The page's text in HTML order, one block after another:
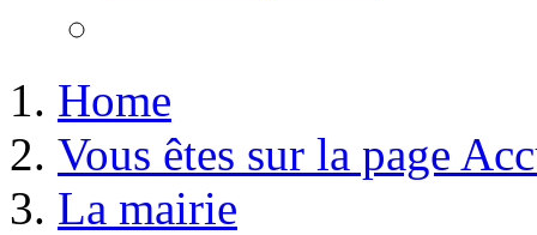
Home
Vous êtes sur la page
La mairie